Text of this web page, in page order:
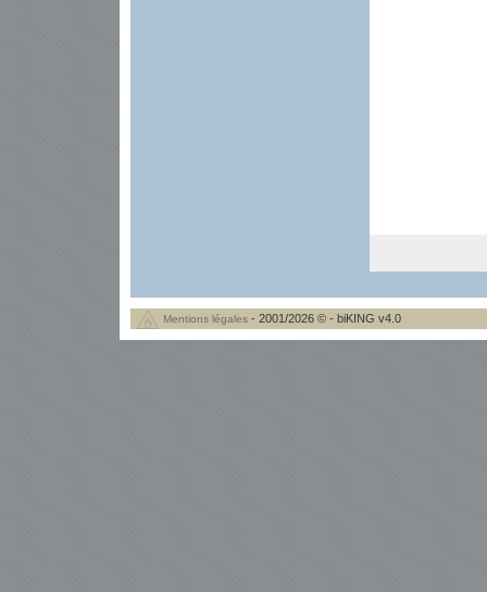
Mentions légales - 2001/2026 © - biKING v4.0